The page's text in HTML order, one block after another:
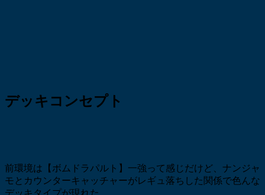
デッキコンセプト
前環境は【ボムドラパルト】一強って感じだけど、ナンジャ
モとカウンターキャッチャーがレギュ落ちした関係で色んな
デッキタイプが現れた。